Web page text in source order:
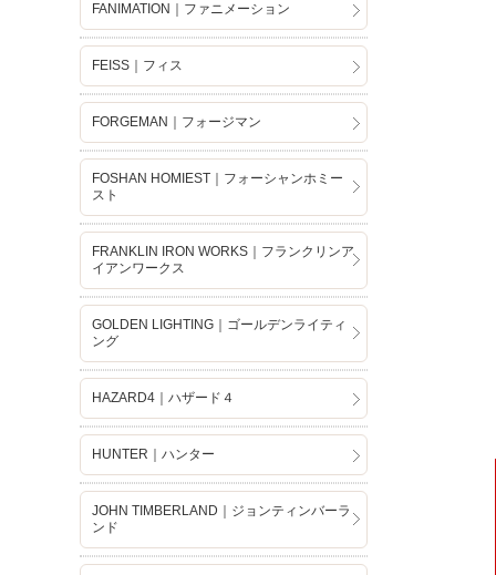
FANIMATION｜ファニメーション
FEISS｜フィス
FORGEMAN｜フォージマン
FOSHAN HOMIEST｜フォーシャンホミー
スト
FRANKLIN IRON WORKS｜フランクリンア
イアンワークス
GOLDEN LIGHTING｜ゴールデンライティ
ング
HAZARD4｜ハザード４
HUNTER｜ハンター
JOHN TIMBERLAND｜ジョンティンバーラ
ンド